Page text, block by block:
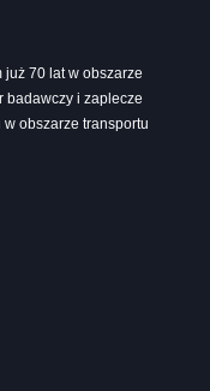
już 70 lat w obszarze
badawczy i zaplecze
obszarze transportu